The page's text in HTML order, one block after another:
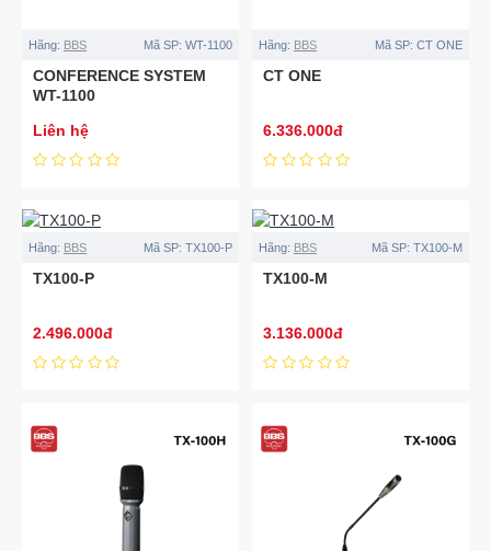
Hãng: BBS Mã SP: WT-1100
CONFERENCE SYSTEM
WT-1100
Liên hệ
Hãng: BBS Mã SP: CT ONE
CT ONE
6.336.000đ
Hãng: BBS Mã SP: TX100-P
TX100-P
2.496.000đ
Hãng: BBS Mã SP: TX100-M
TX100-M
3.136.000đ